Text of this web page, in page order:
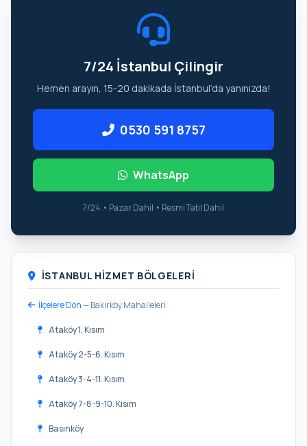
7/24 İstanbul Çilingir
Hemen arayın, 15-20 dakikada İstanbul’da yanınızda!
0530 591 8757
WhatsApp
7/24 • Pazar Dahil • Resmi Tatil Dahil
İSTANBUL HIZMET BÖLGELERI
İlçelere Dön— Bakırköy Mahalleleri:
Ataköy 1. Kısım
Ataköy 2-5-6. Kısım
Ataköy 3-4-11. Kısım
Ataköy 7-8-9-10. Kısım
Basınköy